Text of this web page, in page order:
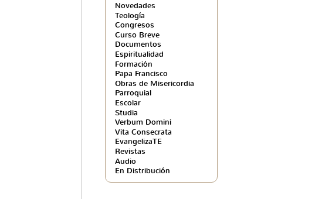
Novedades
Teología
Congresos
Curso Breve
Documentos
Espiritualidad
Formación
Papa Francisco
Obras de Misericordia
Parroquial
Escolar
Studia
Verbum Domini
Vita Consecrata
EvangelizaTE
Revistas
Audio
En Distribución